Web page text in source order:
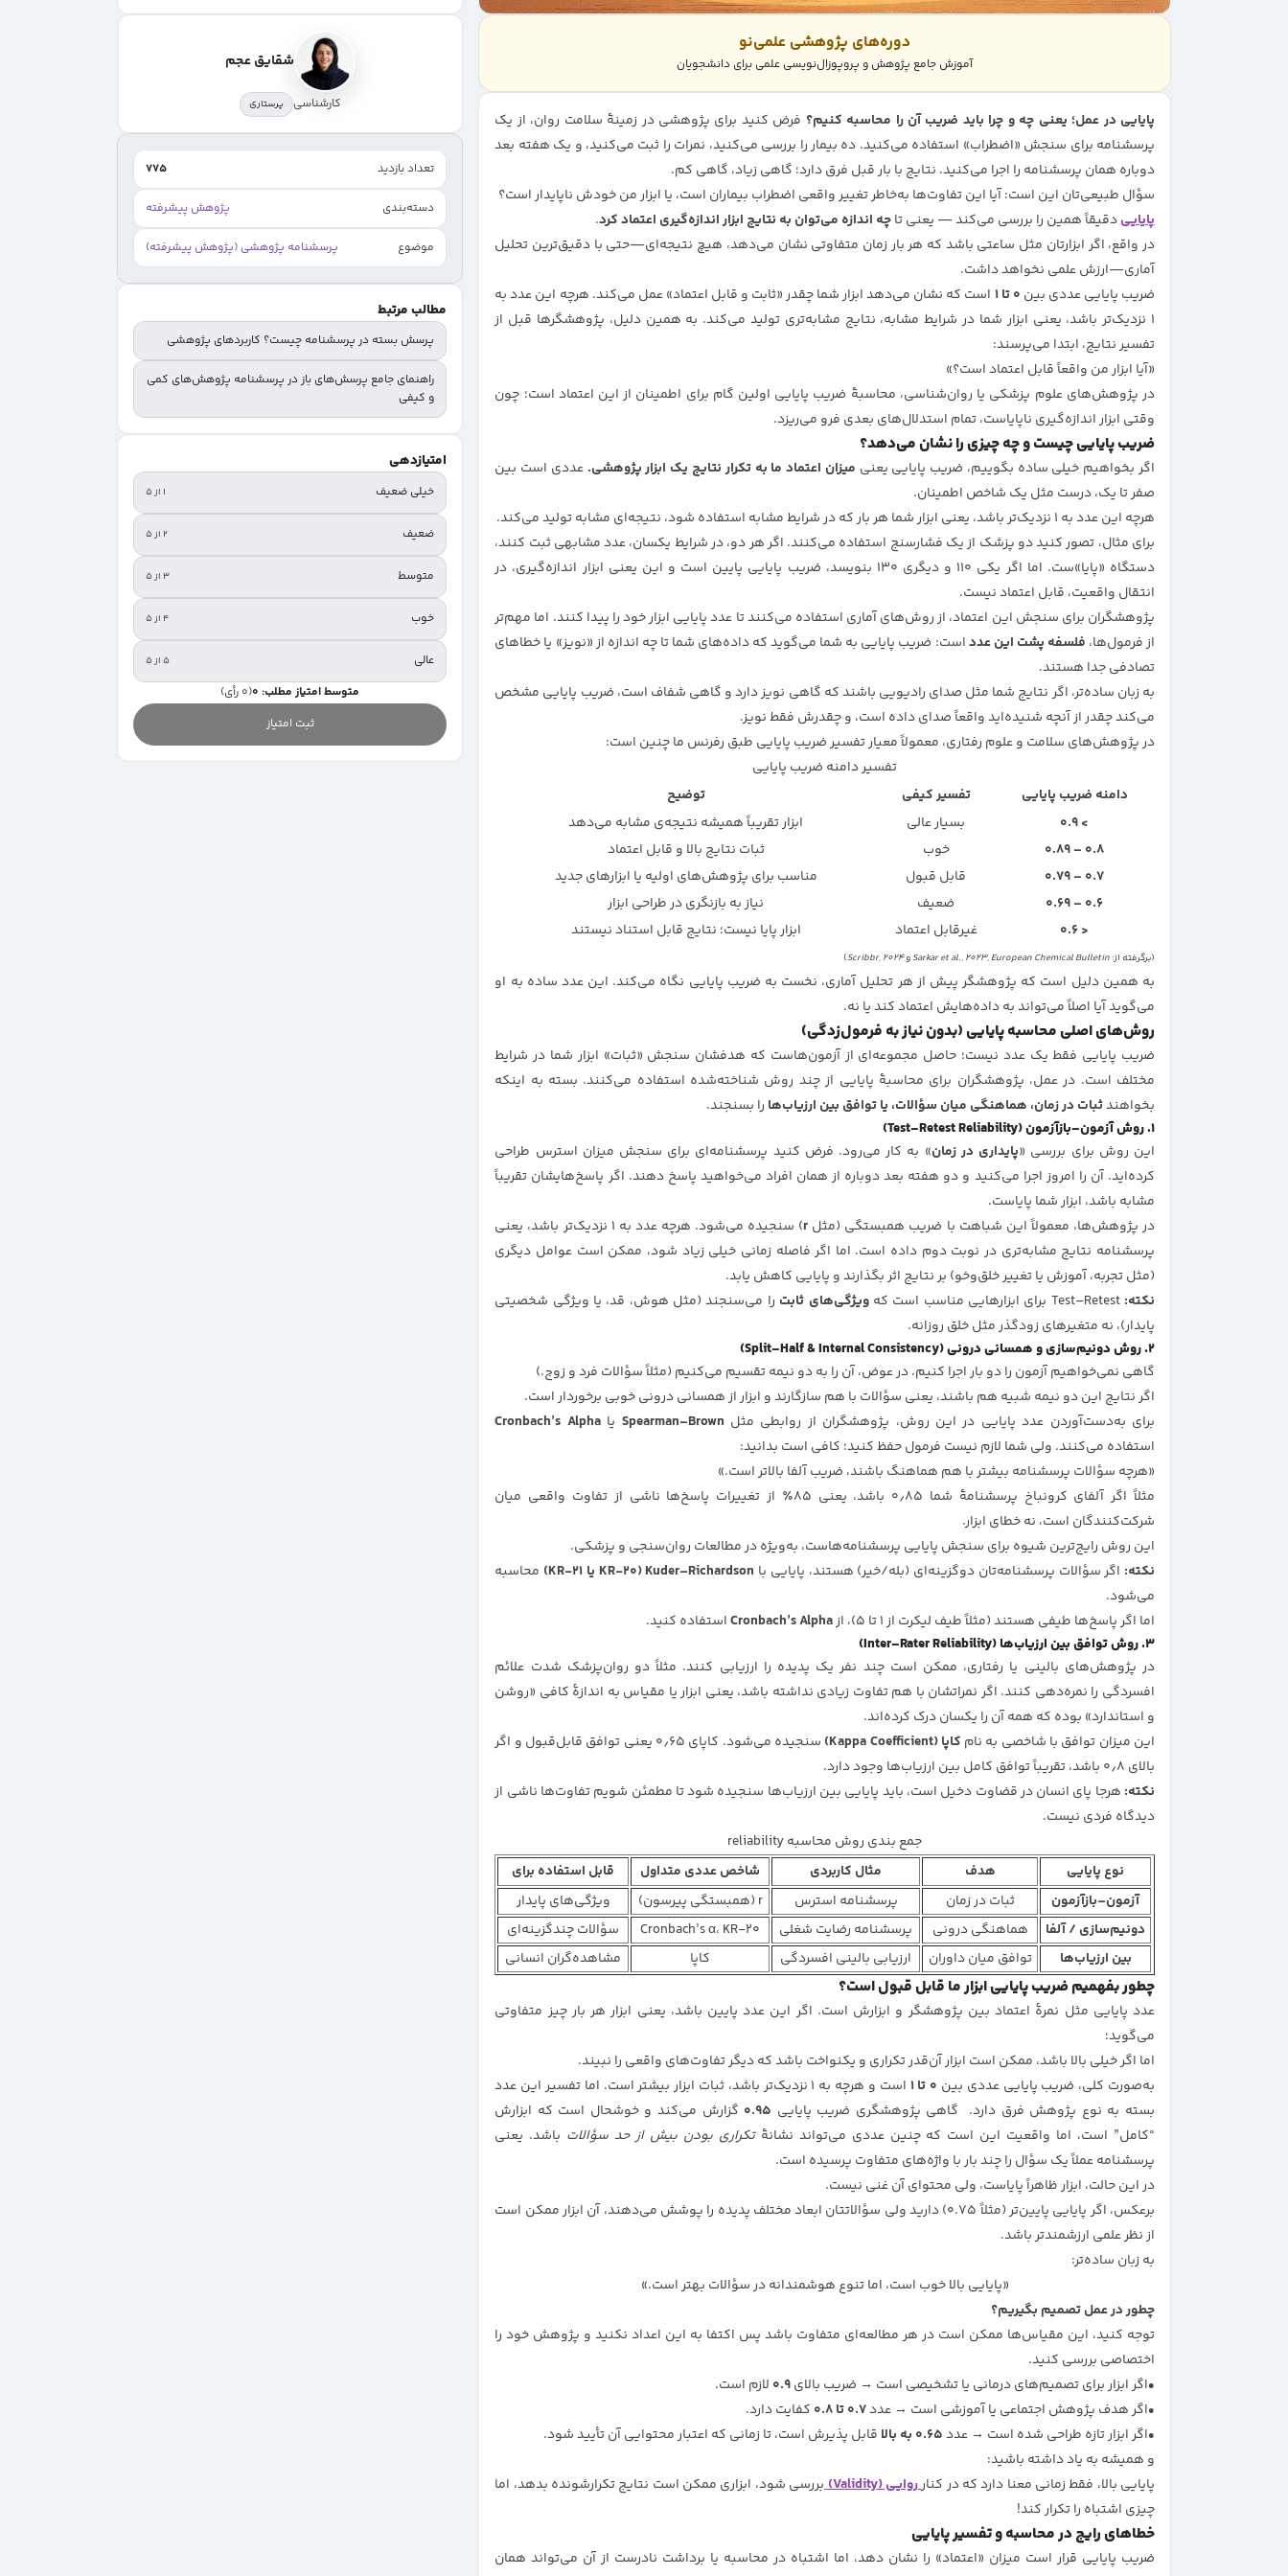
دوره‌های پژوهشی علمی‌نو
آموزش جامع پژوهش و پروپوزال‌نویسی علمی برای دانشجویان
پایایی در عمل؛ یعنی چه و چرا باید ضریب آن را محاسبه کنیم؟ فرض کنید برای پژوهشی در زمینهٔ سلامت روان، از یک
پرسشنامه برای سنجش «اضطراب» استفاده می‌کنید. ده بیمار را بررسی می‌کنید، نمرات را ثبت می‌کنید، و یک هفته بعد
دوباره همان پرسشنامه را اجرا می‌کنید. نتایج با بار قبل فرق دارد؛ گاهی زیاد، گاهی کم.
سؤال طبیعی‌تان این است: آیا این تفاوت‌ها به‌خاطر تغییر واقعی اضطراب بیماران است، یا ابزار من خودش ناپایدار است؟
پایاییدقیقاً همین را بررسی می‌کند — یعنی تاچه اندازه می‌توان به نتایج ابزار اندازه‌گیری اعتماد کرد.
در واقع، اگر ابزارتان مثل ساعتی باشد که هر بار زمان متفاوتی نشان می‌دهد، هیچ نتیجه‌ای—حتی با دقیق‌ترین تحلیل
آماری—ارزش علمی نخواهد داشت.
ضریب پایایی عددی بین ۰ تا ۱
است که نشان می‌دهد ابزار شما چقدر «ثابت و قابل اعتماد» عمل می‌کند. هرچه این عدد به
۱ نزدیک‌تر باشد، یعنی ابزار شما در شرایط مشابه، نتایج مشابه‌تری تولید می‌کند. به همین دلیل، پژوهشگرها قبل از
تفسیر نتایج، ابتدا می‌پرسند:
«آیا ابزار من واقعاً قابل اعتماد است؟»
در پژوهش‌های علوم پزشکی یا روان‌شناسی، محاسبهٔ ضریب پایایی اولین گام برای اطمینان از این اعتماد است؛ چون
وقتی ابزار اندازه‌گیری ناپایاست، تمام استدلال‌های بعدی فرو می‌ریزد.
ضریب پایایی چیست و چه چیزی را نشان می‌دهد؟
اگر بخواهیم خیلی ساده بگوییم، ضریب پایایی یعنی میزان اعتماد ما به تکرار نتایج یک ابزار پژوهشی.عددی است بین
صفر تا یک، درست مثل یک شاخص اطمینان.
هرچه این عدد به ۱ نزدیک‌تر باشد، یعنی ابزار شما هر بار که در شرایط مشابه استفاده شود، نتیجه‌ای مشابه تولید می‌کند.
برای مثال، تصور کنید دو پزشک از یک فشارسنج استفاده می‌کنند. اگر هر دو، در شرایط یکسان، عدد مشابهی ثبت کنند،
دستگاه «پایا»ست. اما اگر یکی ۱۱۰ و دیگری ۱۳۰ بنویسد، ضریب پایایی پایین است و این یعنی ابزار اندازه‌گیری، در
انتقال واقعیت، قابل اعتماد نیست.
پژوهشگران برای سنجش این اعتماد، از روش‌های آماری استفاده می‌کنند تا عدد پایایی ابزار خود را پیدا کنند. اما مهم‌تر
از فرمول‌ها، فلسفه پشت این عدداست: ضریب پایایی به شما می‌گوید که داده‌های شما تا چه اندازه از «نویز» یا خطاهای
تصادفی جدا هستند.
به زبان ساده‌تر، اگر نتایج شما مثل صدای رادیویی باشند که گاهی نویز دارد و گاهی شفاف است، ضریب پایایی مشخص
می‌کند چقدر از آنچه شنیده‌اید واقعاً صدای داده است، و چقدرش فقط نویز.
در پژوهش‌های سلامت و علوم رفتاری، معمولاً معیار تفسیر ضریب پایایی طبق رفرنس ما چنین است:
تفسیر دامنه ضریب پایایی
دامنه ضریب پایایی
تفسیر کیفی
توضیح
> 0.9
بسیار عالی
ابزار تقریباً همیشه نتیجه‌ی مشابه می‌دهد
0.8 – 0.89
خوب
ثبات نتایج بالا و قابل اعتماد
0.7 – 0.79
قابل قبول
مناسب برای پژوهش‌های اولیه یا ابزارهای جدید
0.6 – 0.69
ضعیف
نیاز به بازنگری در طراحی ابزار
< 0.6
غیرقابل اعتماد ابزار پایا نیست؛ نتایج قابل استناد نیستند
(برگرفته از:Sarkar et al., 2023, European Chemical BulletinوScribbr, 2024
)
به همین دلیل است که پژوهشگر پیش از هر تحلیل آماری، نخست به ضریب پایایی نگاه می‌کند. این عدد ساده به او
می‌گوید آیا اصلاً می‌تواند به داده‌هایش اعتماد کند یا نه.
روش‌های اصلی محاسبه پایایی (بدون نیاز به فرمول‌زدگی)
ضریب پایایی فقط یک عدد نیست؛ حاصل مجموعه‌ای از آزمون‌هاست که هدفشان سنجش «ثبات» ابزار شما در شرایط
مختلف است. در عمل، پژوهشگران برای محاسبهٔ پایایی از چند روش شناخته‌شده استفاده می‌کنند. بسته به اینکه
بخواهندثبات در زمان، هماهنگی میان سؤالات، یا توافق بین ارزیاب‌ها را بسنجند.
۱. روش آزمون–بازآزمون (Test–Retest Reliability)
این روش برای بررسی «پایداری در زمان» به کار می‌رود. فرض کنید پرسشنامه‌ای برای سنجش میزان استرس طراحی
کرده‌اید. آن را امروز اجرا می‌کنید و دو هفته بعد دوباره از همان افراد می‌خواهید پاسخ دهند. اگر پاسخ‌هایشان تقریباً
مشابه باشد، ابزار شما پایاست.
در پژوهش‌ها، معمولاً این شباهت با ضریب همبستگی (مثل r
) سنجیده می‌شود. هرچه عدد به ۱ نزدیک‌تر باشد، یعنی
پرسشنامه نتایج مشابه‌تری در نوبت دوم داده است. اما اگر فاصله زمانی خیلی زیاد شود، ممکن است عوامل دیگری
(مثل تجربه، آموزش یا تغییر خلق‌وخو) بر نتایج اثر بگذارند و پایایی کاهش یابد.
نکته: Test–Retest برای ابزارهایی مناسب است که ویژگی‌های ثابت را می‌سنجند (مثل هوش، قد، یا ویژگی شخصیتی
پایدار)، نه متغیرهای زودگذر مثل خلق روزانه.
۲. روش دونیم‌سازی و همسانی درونی (Split–Half & Internal Consistency)
گاهی نمی‌خواهیم آزمون را دو بار اجرا کنیم. در عوض، آن را به دو نیمه تقسیم می‌کنیم (مثلاً سؤالات فرد و زوج.)
اگر نتایج این دو نیمه شبیه هم باشند، یعنی سؤالات با هم سازگارند و ابزار از همسانی درونی خوبی برخوردار است.
برای به‌دست‌آوردن عدد پایایی در این روش، پژوهشگران از روابطی مثل Spearman–Brown یاCronbach’s Alpha
استفاده می‌کنند. ولی شما لازم نیست فرمول حفظ کنید؛ کافی است بدانید:
«هرچه سؤالات پرسشنامه بیشتر با هم هماهنگ باشند، ضریب آلفا بالاتر است.»
مثلاً اگر آلفای کرونباخ پرسشنامهٔ شما ۰٫۸۵ باشد، یعنی ۸۵٪ از تغییرات پاسخ‌ها ناشی از تفاوت واقعی میان
شرکت‌کنندگان است، نه خطای ابزار.
این روش رایج‌ترین شیوه برای سنجش پایایی پرسشنامه‌هاست، به‌ویژه در مطالعات روان‌سنجی و پزشکی.
نکته: اگر سؤالات پرسشنامه‌تان دوگزینه‌ای (بله/خیر) هستند، پایایی با Kuder–Richardson (KR-20 یا KR-21)
محاسبه
می‌شود.
اما اگر پاسخ‌ها طیفی هستند (مثلاً طیف لیکرت از ۱ تا ۵)، از
Cronbach’s Alphaاستفاده کنید.
۳. روش توافق بین ارزیاب‌ها (Inter–Rater Reliability)
در پژوهش‌های بالینی یا رفتاری، ممکن است چند نفر یک پدیده را ارزیابی کنند. مثلاً دو روان‌پزشک شدت علائم
افسردگی را نمره‌دهی کنند. اگر نمراتشان با هم تفاوت زیادی نداشته باشد، یعنی ابزار یا مقیاس به اندازهٔ کافی «روشن
و استاندارد» بوده که همه آن را یکسان درک کرده‌اند.
این میزان توافق با شاخصی به نام کاپا (Kappa Coefficient)
سنجیده می‌شود. کاپای ۰٫۶۵ یعنی توافق قابل‌قبول و اگر
بالای ۰٫۸ باشد، تقریباً توافق کامل بین ارزیاب‌ها وجود دارد.
نکته: هرجا پای انسان در قضاوت دخیل است، باید پایایی بین ارزیاب‌ها سنجیده شود تا مطمئن شویم تفاوت‌ها ناشی از
دیدگاه فردی نیست.
جمع بندی روش محاسبه reliability
نوع پایایی
هدف مثال کاربردی شاخص عددی متداول
قابل استفاده برای
آزمون–بازآزمون
ثبات در زمان پرسشنامه استرس r (همبستگی پیرسون)
ویژگی‌های پایدار
دونیم‌سازی / آلفا
هماهنگی درونی پرسشنامه رضایت شغلی Cronbach’s α، KR-20
سؤالات چندگزینه‌ای
بین ارزیاب‌ها
توافق میان داوران ارزیابی بالینی افسردگی کاپا مشاهده‌گران انسانی
چطور بفهمیم ضریب پایایی ابزار ما قابل قبول است؟
عدد پایایی مثل نمرهٔ اعتماد بین پژوهشگر و ابزارش است. اگر این عدد پایین باشد، یعنی ابزار هر بار چیز متفاوتی
می‌گوید؛
اما اگر خیلی بالا باشد، ممکن است ابزار آن‌قدر تکراری و یکنواخت باشد که دیگر تفاوت‌های واقعی را نبیند.
به‌صورت کلی، ضریب پایایی عددی بین ۰ تا ۱
است و هرچه به ۱ نزدیک‌تر باشد، ثبات ابزار بیشتر است. اما تفسیر این عدد
بسته به نوع پژوهش فرق دارد. گاهی پژوهشگری ضریب پایایی ۰.۹۵ گزارش می‌کند و خوشحال است که ابزارش
“کامل” است، اما واقعیت این است که چنین عددی می‌تواند نشانهٔتکراری بودن بیش از حد سؤالات باشد. یعنی
پرسشنامه عملاً یک سؤال را چند بار با واژه‌های متفاوت پرسیده است.
در این حالت، ابزار ظاهراً پایاست، ولی محتوای آن غنی نیست.
برعکس، اگر پایایی پایین‌تر (مثلاً ۰.۷۵) دارید ولی سؤالاتتان ابعاد مختلف پدیده را پوشش می‌دهند، آن ابزار ممکن است
از نظر علمی ارزشمندتر باشد.
به زبان ساده‌تر:
«پایایی بالا خوب است، اما تنوع هوشمندانه در سؤالات بهتر است.»
چطور در عمل تصمیم بگیریم؟
توجه کنید، این مقیاس‌ها ممکن است در هر مطالعه‌ای متفاوت باشد پس اکتفا به این اعداد نکنید و پژوهش خود را
اختصاصی بررسی کنید.
اگر ابزار برای تصمیم‌های درمانی یا تشخیصی است → ضریب بالای۰.۹ لازم است.
اگر هدف پژوهش اجتماعی یا آموزشی است → عدد۰.۷ تا ۰.۸
کفایت دارد.
اگر ابزار تازه طراحی شده است → عدد۰.۶۵ به بالا
قابل پذیرش است، تا زمانی که اعتبار محتوایی آن تأیید شود.
و همیشه به یاد داشته باشید:
پایایی بالا، فقط زمانی معنا دارد که در کنارروایی (Validity)
بررسی شود، ابزاری ممکن است نتایج تکرارشونده بدهد، اما
چیزی اشتباه را تکرار کند!
خطاهای رایج در محاسبه و تفسیر پایایی
ضریب پایایی قرار است میزان «اعتماد» را نشان دهد، اما اشتباه در محاسبه یا برداشت نادرست از آن می‌تواند همان
شقایق عجم
کارشناسی پرستاری
تعداد بازدید 775
دسته‌بندی پژوهش پیشرفته
موضوع پرسشنامه پژوهشی (پژوهش پیشرفته)
مطالب مرتبط
پرسش‌ بسته در پرسشنامه چیست؟ کاربردهای پژوهشی
راهنمای جامع پرسش‌های باز در پرسشنامه پژوهش‌های کمی
و کیفی
امتیازدهی
خیلی ضعیف ۱ از ۵
ضعیف ۲ از ۵
متوسط ۳ از ۵
خوب ۴ از ۵
عالی ۵ از ۵
متوسط امتیاز مطلب: 0 (0 رأی)
ثبت امتیاز